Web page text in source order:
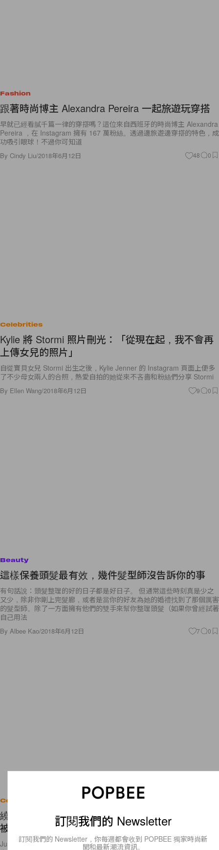
Fashion
跟著時尚博主 Alexandra Pereira 一起旅遊玩穿搭
早就已經看膩千篇一律的穿搭嗎？這位來自西班牙的時尚博主 Alexandra
Pereira ，在 Instagram 擁有 167 萬粉絲。透過邊旅遊邊穿搭的特色，成
功吸引眼球！不過你可知道
By Cindy Liu/2018年6月12日 48 0
Celebrities
Kylie 將 Stormi 照片刪光：「從現在起，我不會再
上傳女兒的照片」
自從寶貝女兒 Stormi 出生之後，Kylie Jenner 的 Instagram 頁面上便多
了不少母女兩人的合照，熱愛自拍的她從來不吝嗇和粉絲們分享 Stormi
By Ellen Wang/2018年6月12日 9 0
Beauty
這樣保養頭髮最有效，幾件髮型師沒告訴你的事
有句話說：頭髮整理的好的日子都是好日子。 但通常這些時刻真是少之
又少，除非你剛上完髮廊，或者是當你的好友為她的婚禮找到了那個厲害
的髮型師。除了一方面擁有他們的雙手來幫你整理頭髮（如果你曾經試著
自己用法
By Albee Kao/2018年6月12日 7 0
Celebrities
繞了一圈還是妳，Justin Bieber 和 Hailey Baldwin
被拍到在海邊互動親密！
Justin Bieber 與 Selena Gomez 前陣子短暫復合之後，個性成熟了不
訂閱我們的 Newsletter
訂閱我們的 Newsletter，你每週都會收到 POPBEE 獨家時尚新
聞和最新潮流資訊。